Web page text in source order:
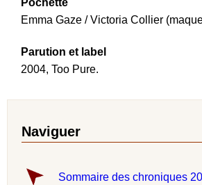
Pochette
Emma Gaze / Victoria Collier
Parution et label
2004, Too Pure.
Naviguer
Sommaire des chroniques